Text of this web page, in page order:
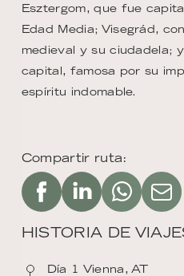
Compartir ruta:
HISTORIA DE
Día 1 Vienna, AT
Esztergom, que fue
Edad Media; Visegrád,
medieval y su ciudadela;
capital, famosa por su
espíritu indomable.